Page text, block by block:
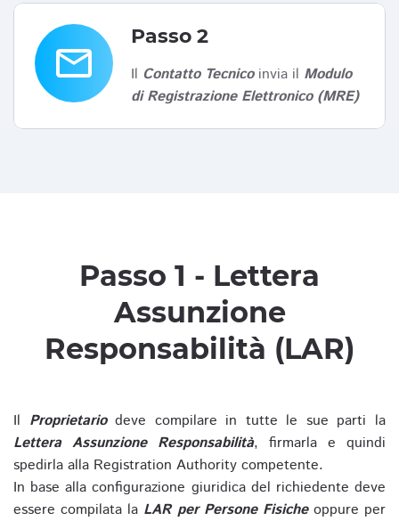
email
Passo 2
Il Contatto Tecnicoinvia il Modulo
di Registrazione Elettronico (MRE)
Passo 1 - Lettera
Assunzione
Responsabilità (LAR)
Il Proprietariodeve compilare in tutte le sue parti la
Lettera Assunzione Responsabilità, firmarla e quindi
spedirla alla Registration Authority competente.
In base alla configurazione giuridica del richiedente deve
essere compilata la LAR per Persone Fisicheoppure per